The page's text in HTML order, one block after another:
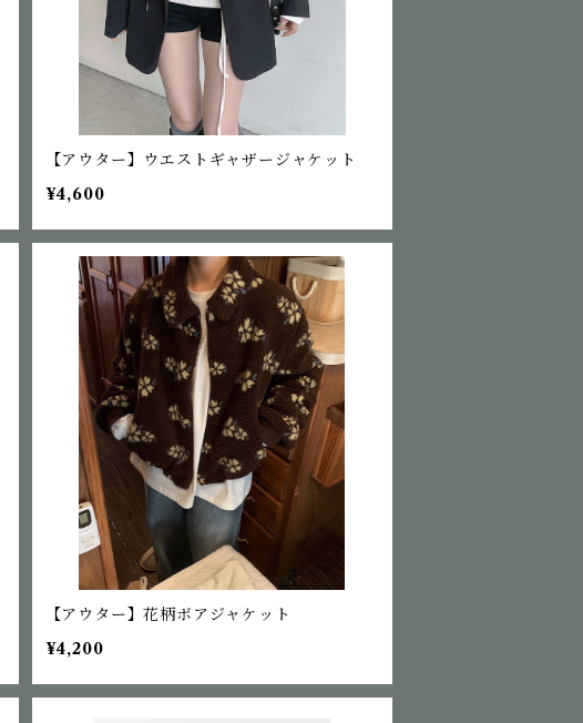
【アウター】ウエストギャザージャケット
¥4,600
【アウター】花柄ボアジャケット
¥4,200